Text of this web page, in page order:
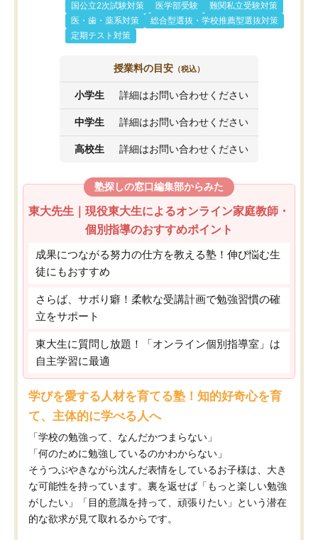
国公立2次試験対策
医学部受験
難関私立受験対策
医・歯・薬系対策
総合型選抜・学校推薦型選抜対策
定期テスト対策
授業料の目安 （税込）
小学生 詳細はお問い合わせください
中学生 詳細はお問い合わせください
高校生 詳細はお問い合わせください
塾探しの窓口編集部からみた
東大先生｜現役東大生によるオンライン家庭教師・
個別指導のおすすめポイント
成果につながる努力の仕方を教える塾！伸び悩む生
徒にもおすすめ
さらば、サボり癖！柔軟な受講計画で勉強習慣の確
立をサポート
東大生に質問し放題！「オンライン個別指導室」は
自主学習に最適
学びを愛する人材を育てる塾！知的好奇心を育
て、主体的に学べる人へ
「学校の勉強って、なんだかつまらない」
「何のために勉強しているのかわからない」
そうつぶやきながら沈んだ表情をしているお子様は、大き
な可能性を持っています。裏を返せば「もっと楽しい勉強
がしたい」「目的意識を持って、頑張りたい」という潜在
的な欲求が見て取れるからです。